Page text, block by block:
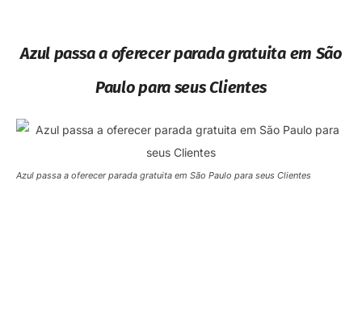
Azul passa a oferecer parada gratuita em São
Paulo para seus Clientes
Azul passa a oferecer parada gratuita em São Paulo para seus Clientes